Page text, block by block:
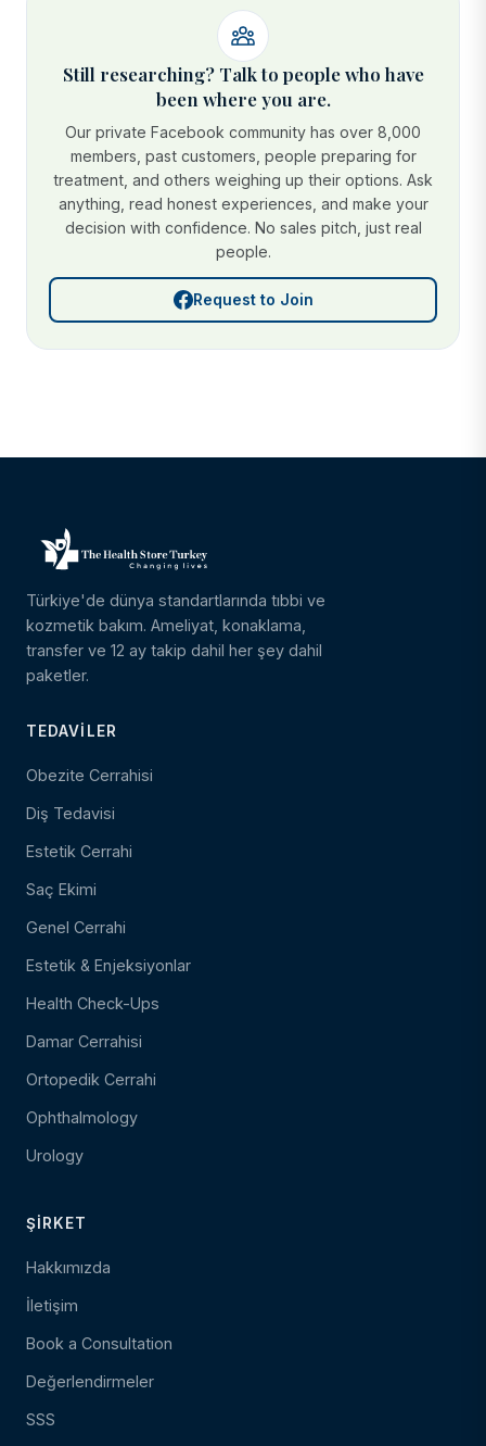
Still researching? Talk to people who have
been where you are.
Our private Facebook community has over 8,000
members, past customers, people preparing for
treatment, and others weighing up their options. Ask
anything, read honest experiences, and make your
decision with confidence. No sales pitch, just real
people.
Request to Join
Türkiye'de dünya standartlarında tıbbi ve
kozmetik bakım. Ameliyat, konaklama,
transfer ve 12 ay takip dahil her şey dahil
paketler.
TEDAVILER
Obezite Cerrahisi
Diş Tedavisi
Estetik Cerrahi
Saç Ekimi
Genel Cerrahi
Estetik & Enjeksiyonlar
Health Check-Ups
Damar Cerrahisi
Ortopedik Cerrahi
Ophthalmology
Urology
ŞIRKET
Hakkımızda
İletişim
Book a Consultation
Değerlendirmeler
SSS